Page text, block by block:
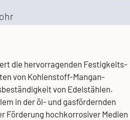
die hervorragenden Festigkeits-
von Kohlenstoff-Mangan-
von Edelstählen.
in der öl- und gasfördernden
Förderung hochkorrosiver Medien